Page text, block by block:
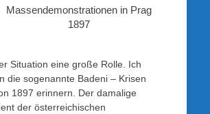
Massendemonstrationen in Prag
1897
Situation eine große Rolle. Ich
die sogenannte Badeni – Krisen
1897 erinnern. Der damalige
der österreichischen